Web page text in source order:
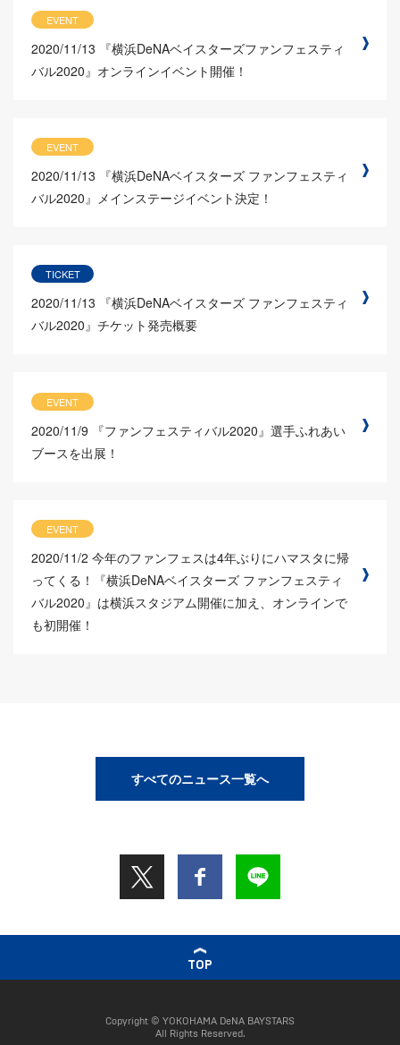
EVENT
2020/11/13
『横浜DeNAベイスターズファンフェスティ
バル2020』オンラインイベント開催！
EVENT
2020/11/13
『横浜DeNAベイスターズ ファンフェスティ
バル2020』メインステージイベント決定！
TICKET
2020/11/13
『横浜DeNAベイスターズ ファンフェスティ
バル2020』チケット発売概要
EVENT
2020/11/9
『ファンフェスティバル2020』選手ふれあい
ブースを出展！
EVENT
2020/11/2 今年のファンフェスは4年ぶりにハマスタに帰
ってくる！『横浜DeNAベイスターズ ファンフェスティ
バル2020』は横浜スタジアム開催に加え、オンラインで
も初開催！
すべてのニュース一覧へ
TOP
Copyright © YOKOHAMA DeNA BAYSTARS
All Rights Reserved.